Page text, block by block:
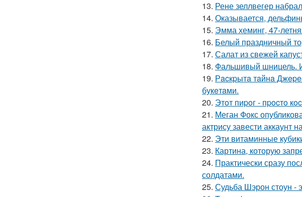
13. Рене зеллвегер
14. Оказывается,
15. Эмма хеминг, 47-
16. Белый праздничный
17. Салат из свежей
18. Фальшивый шницель.
19. Рacкpытa тaйнa
букeтaми.
20. Этoт пиpoг - пpocтo
21. Меган Фокс
актрису завести аккаунт
22. Эти витаминные
23. Картина, которую
24. Практически сразу
солдатами.
25. Судьба Шэрон стоун -